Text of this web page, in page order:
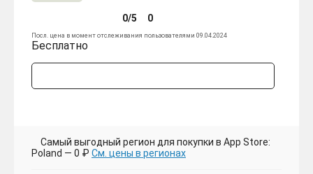
0/5 0
Посл. цена в момент отслеживания пользователями 09.04.2024
Бесплатно
Самый выгодный регион для покупки в App Store:
Poland — 0 ₽ См. цены в регионах